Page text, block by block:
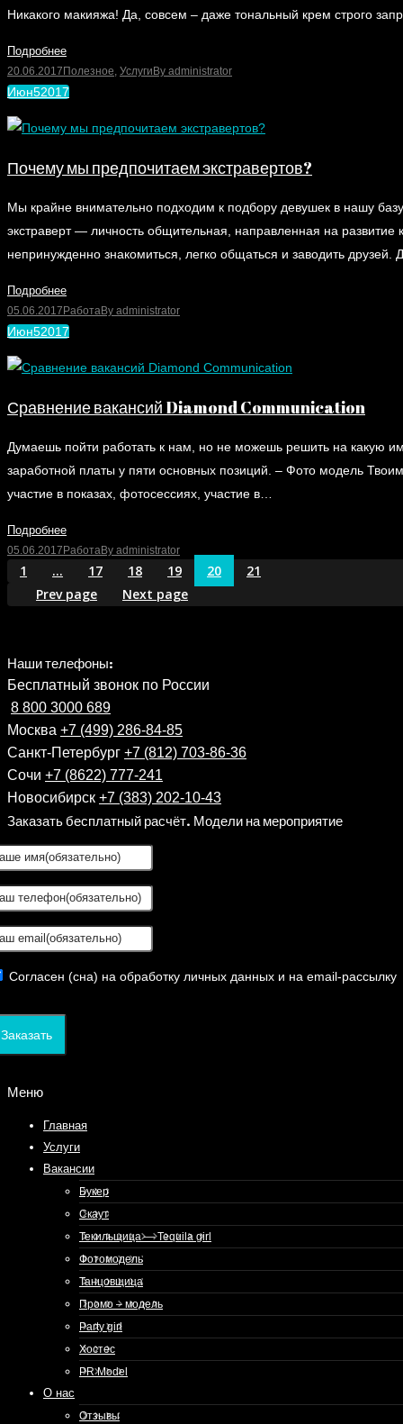
Никакого макияжа! Да, совсем – даже тональный крем строго
Подробнее
20.06.2017 Полезное, Услуги By administrator
Июн52017
Почему мы предпочитаем экстравертов?
Мы крайне внимательно подходим к подбору девушек в нашу
экстраверт — личность общительная, направленная на
непринужденно знакомиться, легко общаться и заводить
Подробнее
05.06.2017 РаботаBy administrator
Июн52017
Сравнение вакансий Diamond Communication
Думаешь пойти работать к нам, но не можешь решить на какую
заработной платы у пяти основных позиций. – Фото модель
участие в показах, фотосессиях, участие в…
Подробнее
05.06.2017 РаботаBy administrator
1 … 17 18 19 20
21
Prev page
Next page
Наши телефоны:
Бесплатный звонок по России
8 800 3000 689
Москва +7 (499) 286-84-85
Санкт-Петербург +7 (812) 703-86-36
Сочи +7 (8622) 777-241
Новосибирск +7 (383) 202-10-43
Заказать бесплатный расчёт. Модели на мероприятие
Согласен (сна) на обработку личных данных и на email-рассылку
Заказать
Меню
Главная
Услуги
Вакансии
Букер
Скаут
Текильщица — Tequila girl
Фотомодель
Танцовщица
Промо – модель
Party girl
Хостес
PR Model
О нас
Отзывы